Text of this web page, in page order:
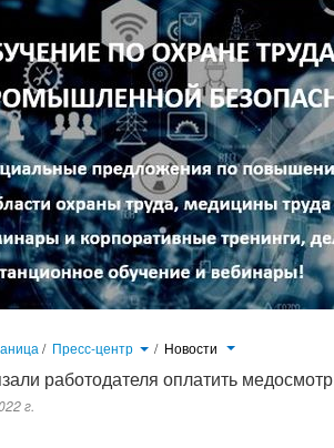
/ Пресс-центр / Новости
работодателя оплатить
г.